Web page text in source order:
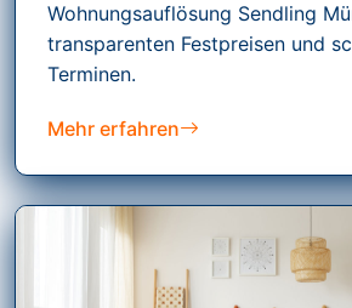
Wohnungsauflösung Sendling
transparenten Festpreisen und
Terminen.
Mehr erfahren